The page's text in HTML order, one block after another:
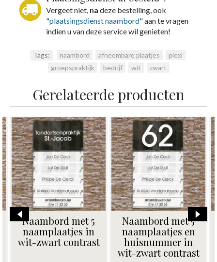
Vergeet niet, na deze bestelling, ook
"plaatsingsdienst naambord" aan te vragen
indien u van deze service wil genieten!
Tags: naambord afneembare plaatjes plexi
groepspraktijk
bedrijf wit zwart
Gerelateerde producten
Naambord met 5
naamplaatjes,
huisnummer en
Naambord met 5
naamplaatjes.
Donkerblauw en wit